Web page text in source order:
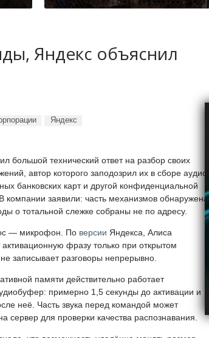
Яндекс объяснил
Яндекс
большой технический ответ на разбор своих
автор которого заподозрил их в сборе аудио,
банковских карт и другой конфиденциальной
заявили: часть механизмов обнаружена
о тотальной слежке собраны не по адресу.
— микрофон. По версии Яндекса, Алиса
активационную фразу только при открытом
записывает разговоры непрерывно.
памяти действительно работает
примерно 1,5 секунды до активации и
неё. Часть звука перед командой может
сервер для проверки качества распознавания.